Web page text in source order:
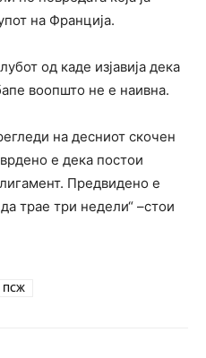
на Франција.
од каде изјавија дека
воопшто не е наивна.
на десниот скочен
е дека постои
Предвидено е
трае три недели“ –стои
ПСЖ